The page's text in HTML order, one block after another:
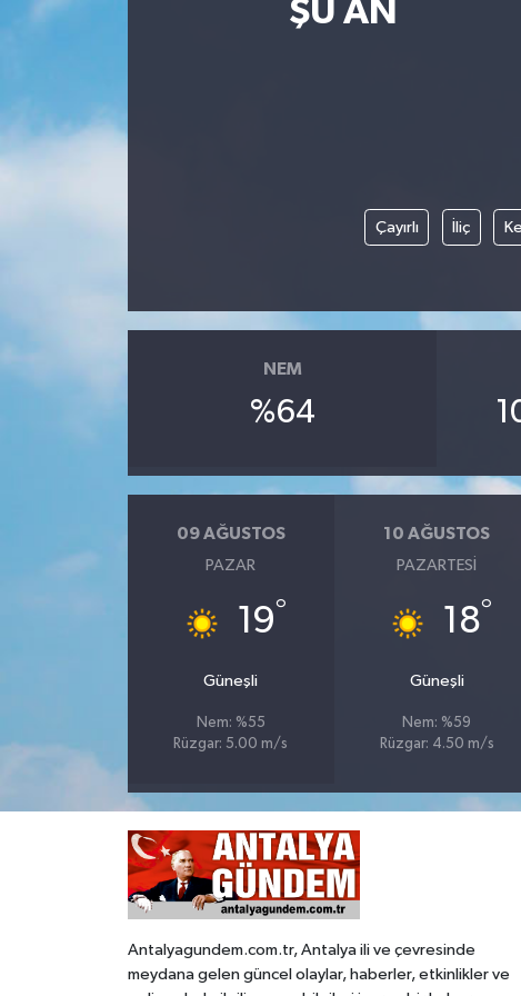
ŞU AN
Çayırlı İliç
NEM
%64
09 AĞUSTOS
PAZAR
19°
Güneşli
Nem: %55
Rüzgar: 5.00 m/s
10 AĞUSTOS
PAZARTESI
18°
Güneşli
Nem: %59
Rüzgar: 4.50 m/s
Antalyagundem.com.tr, Antalya ili ve çevresinde
meydana gelen güncel olaylar, haberler, etkinlikler ve